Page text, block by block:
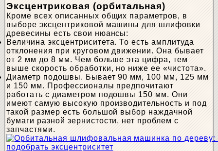
Эксцентриковая (орбитальная)
Кроме всех описанных общих параметров, в
выборе эксцентриковой машины для шлифовки
древесины есть свои нюансы:
Величина эксцентриситета. То есть амплитуда
отклонения при круговом движении. Она бывает
от 2 мм до 8 мм. Чем больше эта цифра, тем
выше скорость обработки, но ниже ее «чистота».
Диаметр подошвы. Бывает 90 мм, 100 мм, 125 мм
и 150 мм. Профессионалы предпочитают
работать с диаметром подошвы 150 мм. Они
имеют самую высокую производительность и под
такой размер есть большой выбор наждачной
бумаги разной зернистости, нет проблем с
запчастями.